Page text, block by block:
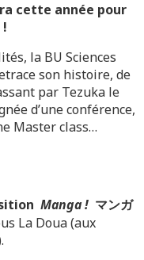
cette année pour
la BU Sciences
son histoire, de
par Tezuka le
d’une conférence,
Master class…
Manga ! マンガ
La Doua (aux